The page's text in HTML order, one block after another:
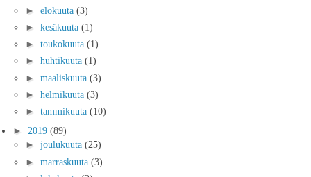
► elokuuta (3)
► kesäkuuta (1)
► toukokuuta (1)
► huhtikuuta (1)
► maaliskuuta (3)
► helmikuuta (3)
► tammikuuta (10)
► 2019 (89)
► joulukuuta (25)
► marraskuuta (3)